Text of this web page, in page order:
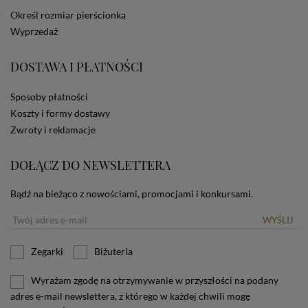
dotyczących cookies oznacza, że będą one
zamieszczane w urządzeniu końcowym każdego
użytkownika. Jeżeli użytkownik nie wyraża zgody na
ustawienia swojej przeglądarki.
Określ rozmiar pierścionka
Wyprzedaż
DOSTAWA I PŁATNOŚCI
Sposoby płatności
Koszty i formy dostawy
Zwroty i reklamacje
DOŁĄCZ DO NEWSLETTERA
Bądź na bieżąco z nowościami, promocjami i konkursami.
WYŚLIJ
Zegarki Biżuteria
Wyrażam zgodę na otrzymywanie w przyszłości na podany
adres e-mail newslettera, z którego w każdej chwili mogę